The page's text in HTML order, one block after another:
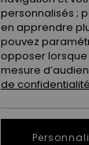
personnalisés ;
en apprendre
pouvez
opposer
mesure
de confidentialité